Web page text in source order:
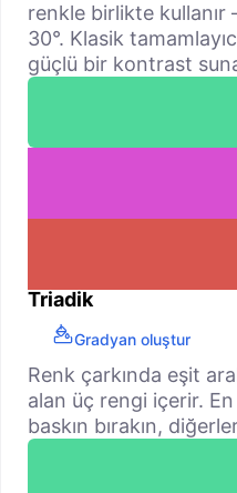
renkle birlikte kullanır
30°. Klasik
güçlü bir kontrast
Triadik
Gradyan oluştur
Renk çarkında eşit
alan üç rengi içerir.
baskın bırakın,